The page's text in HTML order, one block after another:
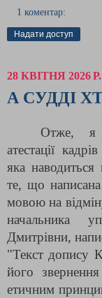
1 коментар:
Надати доступ
28 КВІТНЯ 2026 Р.
А СУДДІ
Отже, я
атестації
яка
те, що
мовою на
начальника
Дмитрівни,
"Текст допису
його
етичним